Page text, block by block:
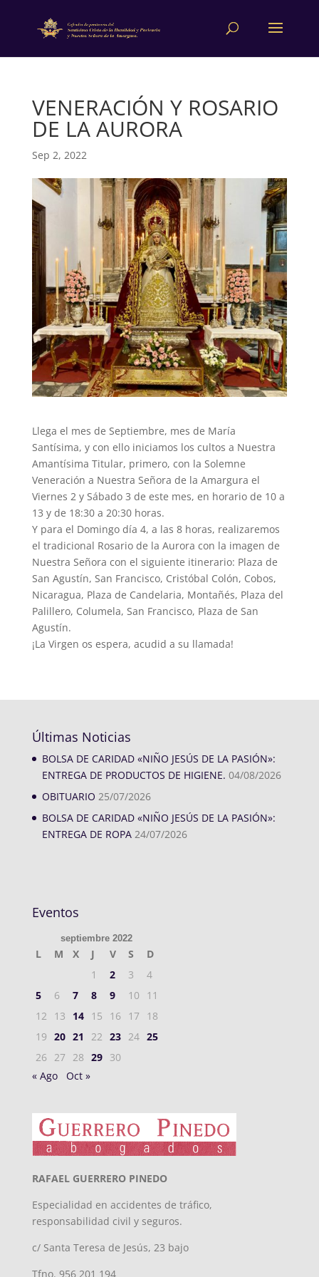
VENERACIÓN Y ROSARIO
DE LA AURORA
Sep 2, 2022
Llega el mes de Septiembre, mes de María
Santísima, y con ello iniciamos los cultos a Nuestra
Amantísima Titular, primero, con la Solemne
Veneración a Nuestra Señora de la Amargura el
Viernes 2 y Sábado 3 de este mes, en horario de 10 a
13 y de 18:30 a 20:30 horas.
Y para el Domingo día 4, a las 8 horas, realizaremos
el tradicional Rosario de la Aurora con la imagen de
Nuestra Señora con el siguiente itinerario: Plaza de
San Agustín, San Francisco, Cristóbal Colón, Cobos,
Nicaragua, Plaza de Candelaria, Montañés, Plaza del
Palillero, Columela, San Francisco, Plaza de San
Agustín.
¡La Virgen os espera, acudid a su llamada!
Últimas Noticias
BOLSA DE CARIDAD «NIÑO JESÚS DE LA PASIÓN»:
ENTREGA DE PRODUCTOS DE HIGIENE. 04/08/2026
OBITUARIO 25/07/2026
BOLSA DE CARIDAD «NIÑO JESÚS DE LA PASIÓN»:
ENTREGA DE ROPA 24/07/2026
Eventos
septiembre 2022
L M X J V S
D
1
2 3
4
5
6 7 8 9 10
11
12
13 14 15 16 17
18
19 20 21 22 23 24 25
26
27 28 29 30
« Ago
Oct »
RAFAEL GUERRERO PINEDO
Especialidad en accidentes de tráfico,
responsabilidad civil y seguros.
c/ Santa Teresa de Jesús, 23 bajo
Tfno. 956 201 194